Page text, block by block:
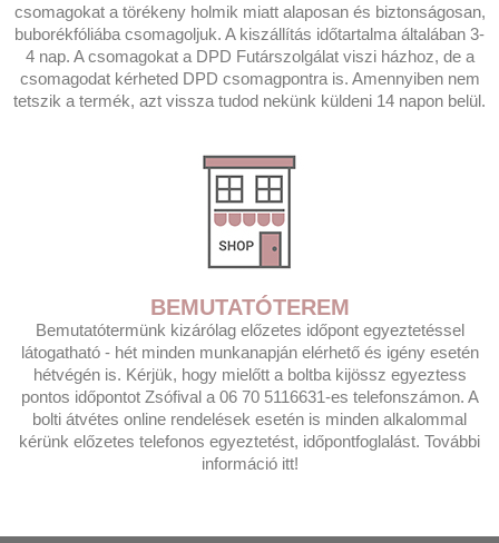
csomagokat a törékeny holmik miatt alaposan és biztonságosan,
buborékfóliába csomagoljuk. A kiszállítás időtartalma általában 3-
4 nap. A csomagokat a DPD Futárszolgálat viszi házhoz, de a
csomagodat kérheted DPD csomagpontra is. Amennyiben nem
tetszik a termék, azt vissza tudod nekünk küldeni 14 napon belül.
BEMUTATÓTEREM
Bemutatótermünk kizárólag előzetes időpont egyeztetéssel
látogatható - hét minden munkanapján elérhető és igény esetén
hétvégén is. Kérjük, hogy mielőtt a boltba kijössz egyeztess
pontos időpontot Zsófival a 06 70 5116631-es telefonszámon. A
bolti átvétes online rendelések esetén is minden alkalommal
kérünk előzetes telefonos egyeztetést, időpontfoglalást. További
információ itt!